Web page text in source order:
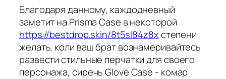
Благодаря данному, каждодневный
заметит на Prisma Case в некоторой
https://bestdrop.skin/8t5sl84z8xстепени
желать. коли ваш брат вознамеривайтесь
развести стильные перчатки для своего
персонажа, сиречь Glove Case - комар